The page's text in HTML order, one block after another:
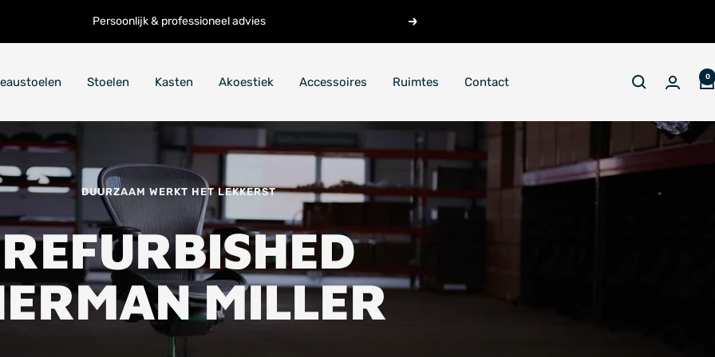
Persoonlijk & professioneel advies Volgende
Stoelen Kasten Akoestiek Accessoires Ruimtes Contact 0
DUURZAAM WERKT HET LEKKERST
REFURBISHED
MILLER